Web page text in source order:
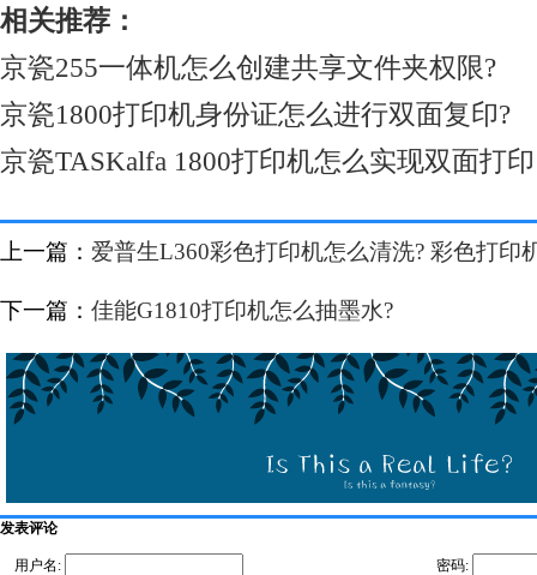
相关推荐：
京瓷255一体机怎么创建共享文件夹权限?
京瓷1800打印机身份证怎么进行双面复印?
京瓷TASKalfa 1800打印机怎么实现双面打
上一篇： 爱普生L360彩色打印机怎么清洗? 彩色打印
下一篇： 佳能G1810打印机怎么抽墨水?
发表评论
用户名:
密码: